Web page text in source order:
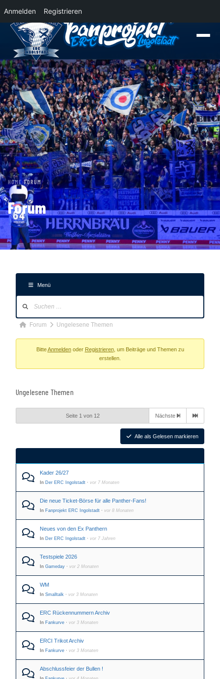
Anmelden Registrieren
NewsDer Panther Express 2026/2027 rollt nach Krefeld! Wohin rollt der
HOME›FORUM
Forum
Menü
Navigation
Forum-
Breadcrumbs
hier:
Forum Ungelesene Themen
BitteAnmeldenoder Registrieren, um Beiträge und Themen zu
erstellen.
Ungelesene Themen
Seite 1 von 12 Nächste
Alle als Gelesen markieren
Kader 26/27
In Der ERC Ingolstadt · vor 7 Monaten
Die neue Ticket-Börse für alle Panther-Fans!
In Fanprojekt ERC Ingolstadt · vor 8 Monaten
Neues von den Ex Panthern
In Der ERC Ingolstadt · vor 7 Jahren
Testspiele 2026
In Gameday · vor 2 Monaten
WM
In Smalltalk · vor 3 Monaten
ERC Rückennummern Archiv
In Fankurve · vor 3 Monaten
ERCI Trikot Archiv
In Fankurve · vor 3 Monaten
Abschlussfeier der Bullen !